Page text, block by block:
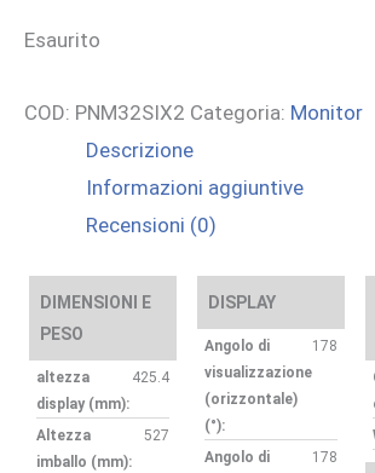
Esaurito
COD: PNM32SIX2 Categoria: Monitor
Descrizione
Informazioni aggiuntive
Recensioni (0)
DIMENSIONI E
PESO
altezza
display (mm):
425.4
Altezza
imballo (mm):
527
DISPLAY
Angolo di
visualizzazione
(orizzontale)
(°):
178
Angolo di
178